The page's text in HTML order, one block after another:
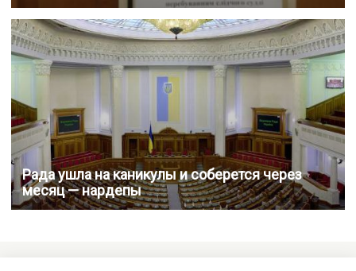
Рада ушла на каникулы и соберется через
месяц — нардепы